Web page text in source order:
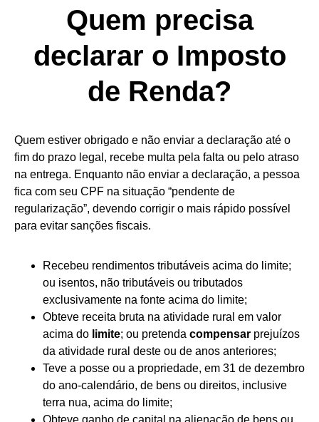
Quem precisa
declarar o Imposto
de Renda?
Quem estiver obrigado e não enviar a declaração até o
fim do prazo legal, recebe multa pela falta ou pelo atraso
na entrega. Enquanto não enviar a declaração, a pessoa
fica com seu CPF na situação “pendente de
regularização”, devendo corrigir o mais rápido possível
para evitar sanções fiscais.
Recebeu rendimentos tributáveis acima do limite;
ou isentos, não tributáveis ou tributados
exclusivamente na fonte acima do limite;
Obteve receita bruta na atividade rural em valor
acima do limite; ou pretenda compensar prejuízos
da atividade rural deste ou de anos anteriores;
Teve a posse ou a propriedade, em 31 de dezembro
do ano-calendário, de bens ou direitos, inclusive
terra nua, acima do limite;